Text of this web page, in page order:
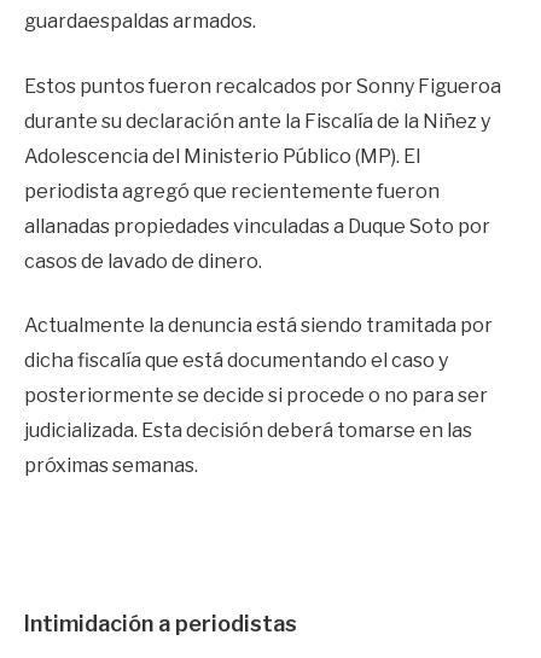
guardaespaldas armados.
Estos puntos fueron recalcados por Sonny Figueroa
durante su declaración ante la Fiscalía de la Niñez y
Adolescencia del Ministerio Público (MP). El
periodista agregó que recientemente fueron
allanadas propiedades vinculadas a Duque Soto por
casos de lavado de dinero.
Actualmente la denuncia está siendo tramitada por
dicha fiscalía que está documentando el caso y
posteriormente se decide si procede o no para ser
judicializada. Esta decisión deberá tomarse en las
próximas semanas.
Intimidación a periodistas